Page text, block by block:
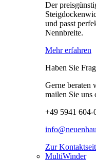
Der
und passt
Nennbreite.
Mehr erfahren
Haben Sie
Gerne beraten
mailen Sie uns
+49 5941 604-
Zur
MultiWinder